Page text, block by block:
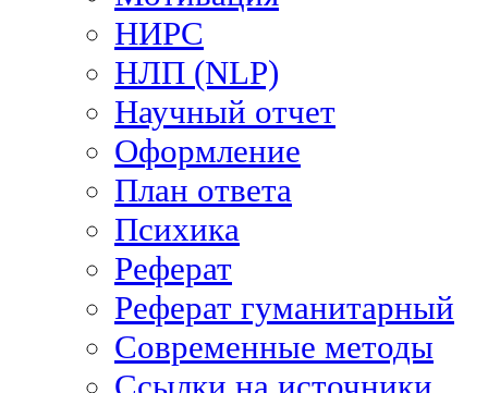
НИРС
НЛП (NLP)
Научный отчет
Оформление
План ответа
Психика
Реферат
Реферат гуманитарный
Современные методы